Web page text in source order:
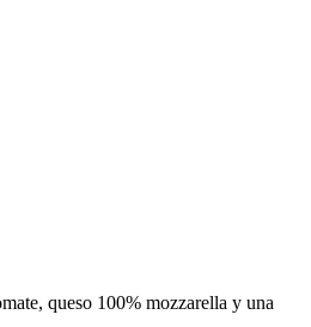
queso 100% mozzarella y una